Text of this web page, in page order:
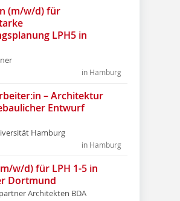
(m/w/d) für
LPH5 in
in Hamburg
– Architektur
Entwurf
Hamburg
in Hamburg
w/d) für LPH 1-5 in
Dortmund
Architekten BDA